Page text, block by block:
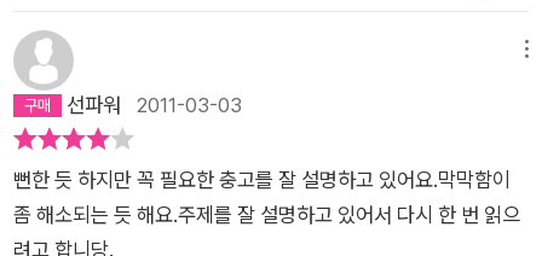
억은, 온전히 나에게 속해 있고, 내 안에 있으며, 내 일부이고, 내
존재의 근간이다. 기억에 대해 나보다 더 잘 말할 수 있는 사람은
없다. 기억은 직접 경험과 간접 경험을 망라한 과거의 모든 유의
미한 경험들의 집합이다. 그러나 기억은 단순한 과거 경험의 퇴적
이 아니고 편집된 과거이다. -42쪽좋지 않은 발상이 형상화의 과
정을 거쳐 좋은 소설로 태어날 수 있는 길은 거의 없다는 것이 내
생각이다. 소설 쓰기는 발상에서부터 시작된다. 그리고 언제나 그
다. 그러니 『당신은 이미 소설을 쓰기 시작했다』라는 제목에 혹
하여, 소설 작법을 배우거나 소설을 쉽게 쓸 수 있으리라는 희망
을 품지 않는 편이 좋다. 이승우 작가는 '문학청년들을 향한 시적
노트'라고 이 책을 표현했으나, '문학청년들을 향한 호된 강의'라
고 하는 것이 더 맞다. '쓰는 기술'보다는 '쓰는 정신'을 더 강조하
는 강의다. 절대 '어떻게든 되겠지'하는 기대가 모든 것을 만들어
주지 않는다고 채찍질하는, 무섭지만 (맞는 말만 하는) 강의다.
한다. 우리의 삶은 압축되지 않고, 될 수 없고, 비약할 수도 없다.
강물 속으로 몸을 밀어 넣어야 한다. 그리하여 물이 당신의 몸속
으로 스미게 해야 한다. 그 길밖에 없다.”내 태도는 이랬다. ‘그래
서 네가 느끼고 네가 생각하고 있는 게 도대체 뭔데?’ 책들이 자
생각보다 훨씬 소중한 것들이 그 자질구레함과 지리멸렬함 안에
있다는 것을 무시하고 펜싱을 하듯 그 본질 한 가운데를 정확히
선파워 2011-03-03
뻔한 듯 하지만 꼭 필요한 충고를 잘 설명하고 있어요.막막함이
좀 해소되는 듯 해요.주제를 잘 설명하고 있어서 다시 한 번 읽으
려고 합니당.